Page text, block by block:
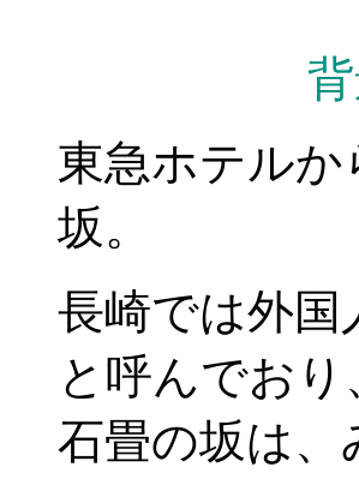
東急ホテルか
坂。
長崎では外
と呼んでお
石畳の坂は